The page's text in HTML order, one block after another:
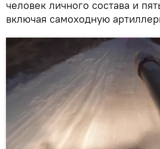
человек личного состава и
включая самоходную